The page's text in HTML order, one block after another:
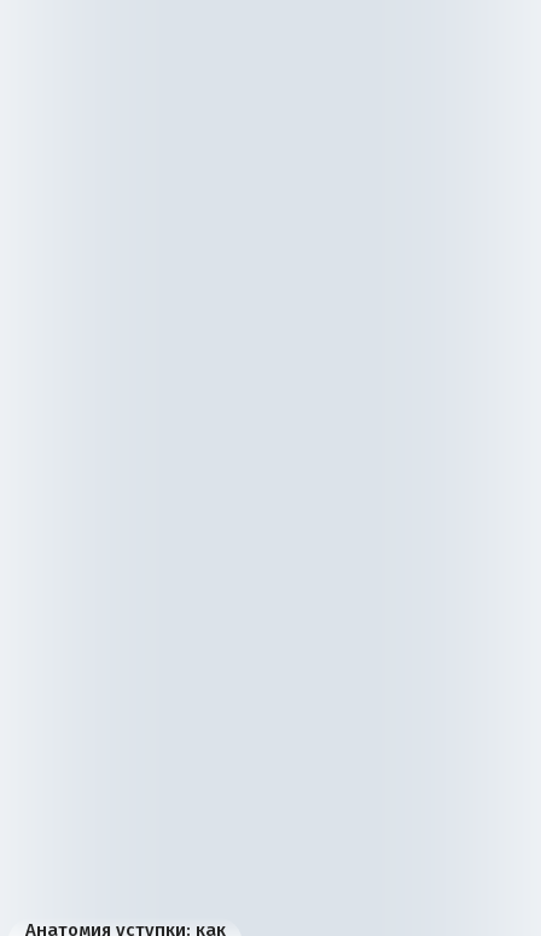
Анатомия уступки: как